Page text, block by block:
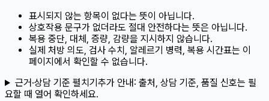
표시되지 않는 항목이 없다는 뜻이 아닙니다.
상호작용 문구가 없더라도 절대 안전하다는 뜻은 아닙니다.
복용 중단, 대체, 증량, 감량을 지시하지 않습니다.
실제 처방 의도, 검사 수치, 알레르기 병력, 복용 시간표는 이
페이지에서 확인할 수 없습니다.
근거·상담 기준 펼치기추가 안내: 출처, 상담 기준, 품질 신호는 필
요할 때 열어 확인하세요.